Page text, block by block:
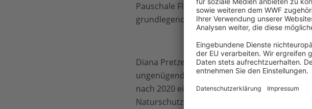
Pauschale Flächenprämien sollen der
grundlegende Reform der EU-Agrarpolitik.“
Diana Pretzell, Leiterin Naturschutz
ungenügend. Auf EU-Ebene muss sich die
nach 2020 einsetzen. So bräuchten wir allein
Naturschutzrichtlinien nur in Deutschland.